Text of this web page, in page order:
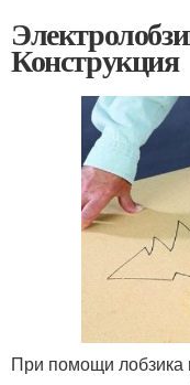
Конструкция
При помощи лобзика